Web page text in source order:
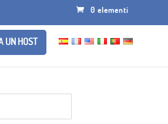
0 elementi
UN HOST